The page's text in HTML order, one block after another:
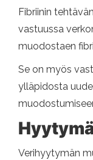
Fibriinin
vastuussa
muodostaen
Se on myös
ylläpidosta
Verihyytymän